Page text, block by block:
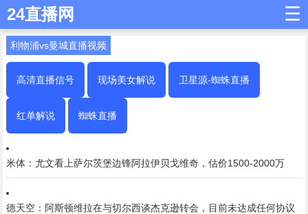
24直播网 ☰
利物浦vs曼城直播视频
高清直播信号 现场美女解说 卫星源-蜘蛛直播
红单解说 蜘蛛直播
米体：尤文看上萨尔茨堡边锋阿拉伊贝戈维奇，估价1500-2000万
德天空：阿斯顿维拉在与切尔西谈杰克逊转会，目前未达成任何协议